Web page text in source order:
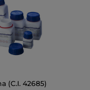
(C.I. 42685)